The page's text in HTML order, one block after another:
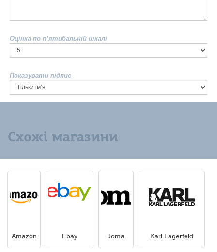
Оцінка по п’ятибальній шкалі
Показувати підпис
Схожі магазини
Amazon Ebay Joma Karl Lagerfeld